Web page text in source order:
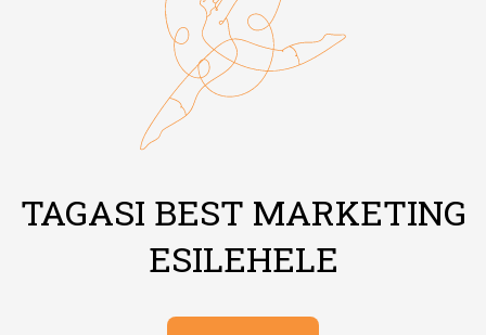
TAGASI BEST MARKETING
ESILEHELE